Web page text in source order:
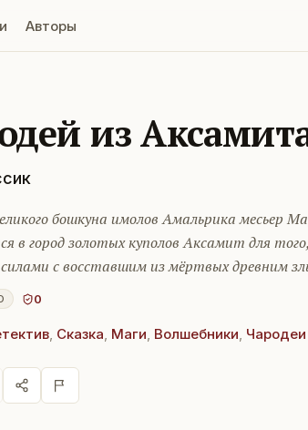
Авторы
из
бошкуна имолов Амальрика месьер
в город золотых куполов Аксамит для
с восставшим из мёртвых древним
0
, Сказка, Маги, Волшебники, Чародеи